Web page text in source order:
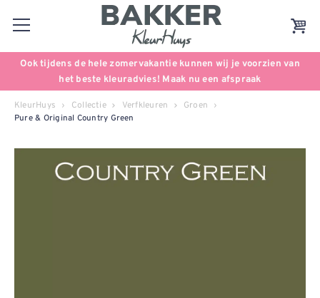
Ook tijdens de hele zomervakantie kunnen wij je voorzien van
het beste kleuradvies! Maak nu een afspraak
KleurHuys Collectie Verfkleuren Groen
Pure & Original Country Green